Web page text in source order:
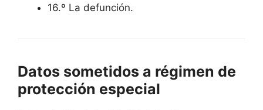
16.º La defunción.
Datos sometidos a régimen de
protección especial